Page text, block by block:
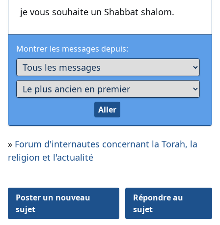
je vous souhaite un Shabbat shalom.
Montrer les messages depuis:
» Forum d'internautes concernant la Torah, la
religion et l'actualité
Poster un nouveau
sujet
Répondre au
sujet